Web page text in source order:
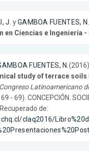
J. yGAMBOA FUENTES, N.
en Ciencias e Ingeniería -
FUENTES, N.
study of terrace soils
Latinoamericano
- 69). CONCEPCIÓN.
de:
claq2016/